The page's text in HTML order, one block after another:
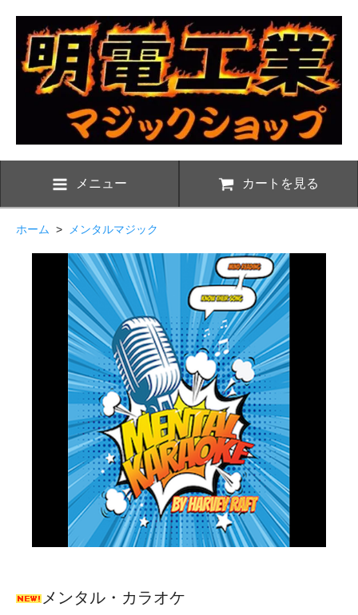
メニュー カートを見る
ホーム > メンタルマジック
メンタル・カラオケ